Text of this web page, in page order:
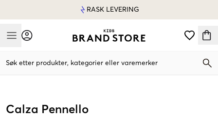
RASK LEVERING
Mobile Menu
Søk etter produkter, kategorier eller varemerker
Calza Pennello